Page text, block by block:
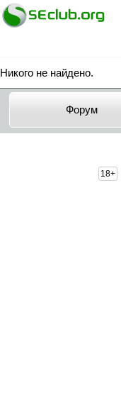
Никого не найдено.
Форум
18+